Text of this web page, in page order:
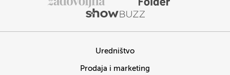
Uredništvo
Prodaja i marketing